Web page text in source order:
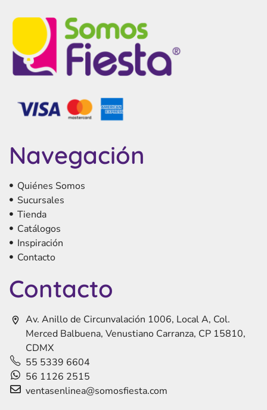
Navegación
Quiénes Somos
Sucursales
Tienda
Catálogos
Inspiración
Contacto
Contacto
Av. Anillo de Circunvalación 1006, Local A, Col.
Merced Balbuena, Venustiano Carranza, CP 15810,
CDMX
55 5339 6604
56 1126 2515
ventasenlinea@somosfiesta.com